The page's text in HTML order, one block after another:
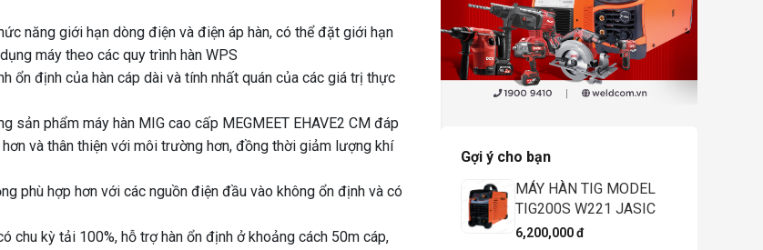
năng giới hạn dòng điện và điện áp hàn, có thể đặt giới hạn
máy theo các quy trình hàn WPS
ổn định của hàn cáp dài và tính nhất quán của các giá trị thực
sản phẩm máy hàn MIG cao cấp MEGMEET EHAVE2 CM đáp
và thân thiện với môi trường hơn, đồng thời giảm lượng khí
phù hợp hơn với các nguồn điện đầu vào không ổn định và có
chu kỳ tải 100%, hỗ trợ hàn ổn định ở khoảng cách 50m cáp,
Gợi ý cho bạn
MÁY HÀN TIG MODEL
TIG200S W221 JASIC
6,200,000 đ